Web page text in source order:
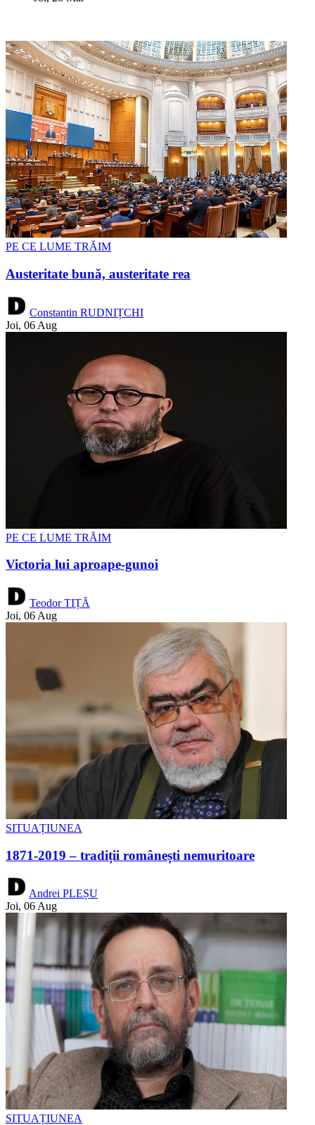
PE CE LUME TRĂIM
Austeritate bună, austeritate rea
Constantin RUDNIȚCHI
Joi, 06 Aug
PE CE LUME TRĂIM
Victoria lui aproape-gunoi
Teodor TIȚĂ
Joi, 06 Aug
SITUAȚIUNEA
1871-2019 – tradiții românești nemuritoare
Andrei PLEȘU
Joi, 06 Aug
SITUAȚIUNEA